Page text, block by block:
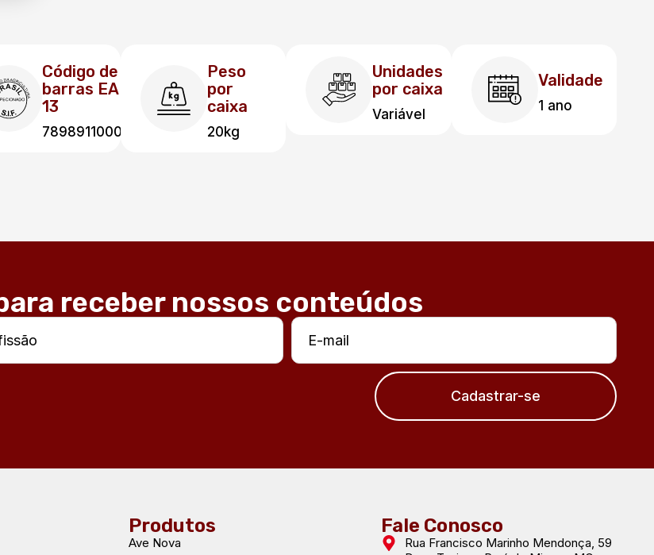
Código de
barras EAN
13
7898911000171
Peso
por
caixa
20kg
Unidades
por caixa
Variável
Validade
1 ano
receber nossos conteúdos
Cadastrar-se
Produtos
Ave Nova
Fale Conosco
Rua Francisco Marinho Mendonça, 59